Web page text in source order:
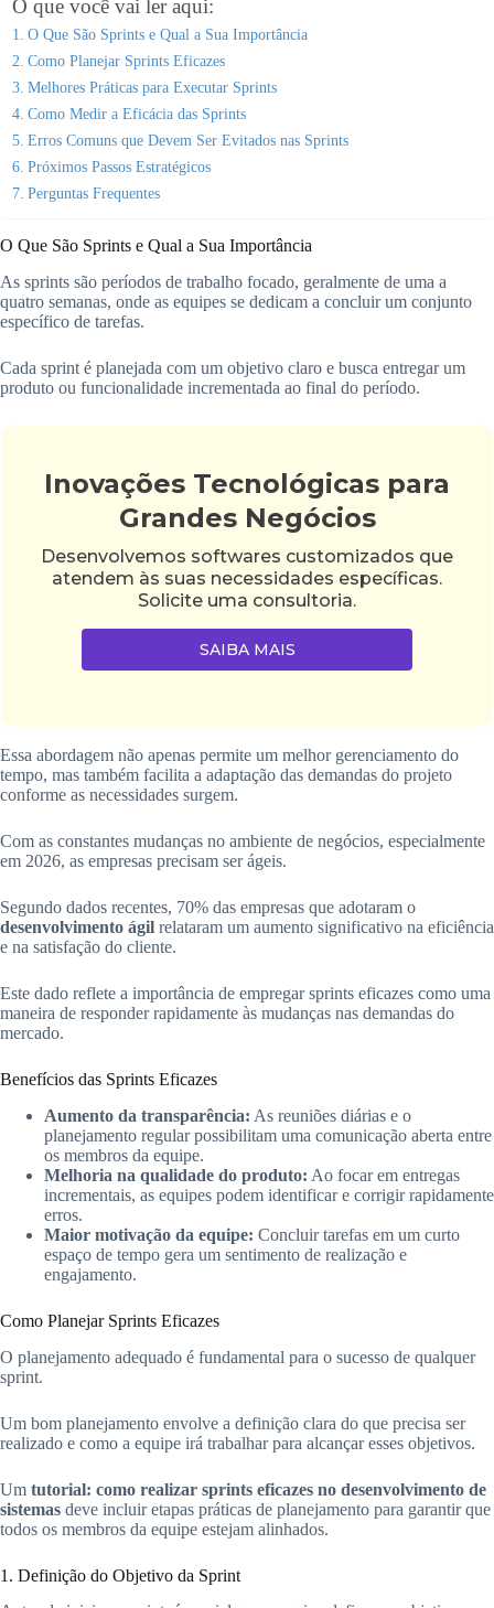
O que você vai ler aqui:
O Que São Sprints e Qual a Sua Importância
Como Planejar Sprints Eficazes
Melhores Práticas para Executar Sprints
Como Medir a Eficácia das Sprints
Erros Comuns que Devem Ser Evitados nas Sprints
Próximos Passos Estratégicos
Perguntas Frequentes
O Que São Sprints e Qual a Sua Importância
As sprints são períodos de trabalho focado, geralmente de uma a
quatro semanas, onde as equipes se dedicam a concluir um conjunto
específico de tarefas.
Cada sprint é planejada com um objetivo claro e busca entregar um
produto ou funcionalidade incrementada ao final do período.
Inovações Tecnológicas para
Grandes Negócios
Desenvolvemos softwares customizados que
atendem às suas necessidades específicas.
Solicite uma consultoria.
SAIBA MAIS
Essa abordagem não apenas permite um melhor gerenciamento do
tempo, mas também facilita a adaptação das demandas do projeto
conforme as necessidades surgem.
Com as constantes mudanças no ambiente de negócios, especialmente
em 2026, as empresas precisam ser ágeis.
Segundo dados recentes, 70% das empresas que adotaram o
desenvolvimento ágil relataram um aumento significativo na eficiência
e na satisfação do cliente.
Este dado reflete a importância de empregar sprints eficazes como uma
maneira de responder rapidamente às mudanças nas demandas do
mercado.
Benefícios das Sprints Eficazes
Aumento da transparência: As reuniões diárias e o
planejamento regular possibilitam uma comunicação aberta entre
os membros da equipe.
Melhoria na qualidade do produto: Ao focar em entregas
incrementais, as equipes podem identificar e corrigir rapidamente
erros.
Maior motivação da equipe: Concluir tarefas em um curto
espaço de tempo gera um sentimento de realização e
engajamento.
Como Planejar Sprints Eficazes
O planejamento adequado é fundamental para o sucesso de qualquer
sprint.
Um bom planejamento envolve a definição clara do que precisa ser
realizado e como a equipe irá trabalhar para alcançar esses objetivos.
Um tutorial: como realizar sprints eficazes no desenvolvimento de
sistemas deve incluir etapas práticas de planejamento para garantir que
todos os membros da equipe estejam alinhados.
1. Definição do Objetivo da Sprint